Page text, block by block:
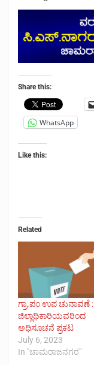
Share this:
WhatsApp
Like this:
Related
ಗ್ರಾ.ಪಂ ಉಪ ಚುನಾವಣೆ :
ಜಿಲ್ಲಾಧಿಕಾರಿಯವರಿಂದ
ಅಧಿಸೂಚನೆ ಪ್ರಕಟ
July 6, 2023
In "ಚಾಮರಾಜನಗರ"